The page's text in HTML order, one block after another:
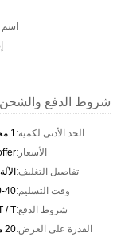
مكان
اسم العلامة
إصدار
رقم
والشحن
الأدنى لكمية:1 مجموعة
best offer
التغليف:الآلة عارية
وقت التسليم:30-40 يوم عمل
شروط الدفع:L / C ، T / T ، ويسترن يونيون
على العرض:20 مجموعة شهريا